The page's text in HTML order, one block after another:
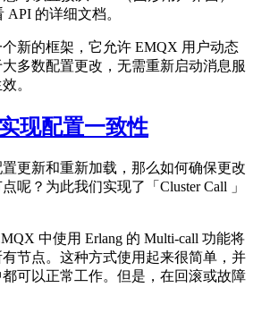
的详细文档。
新的框架，它允许 EMQX 用户动态
多数配置更改，无需重新启动消息服
。
现配置一致性
更新和重新加载，那么如何确保更改
呢？为此我们实现了「Cluster Call 」
中使用 Erlang 的 Multi-call 功能将
节点。这种方式使用起来很简单，并
可以正常工作。但是，在回滚或故障